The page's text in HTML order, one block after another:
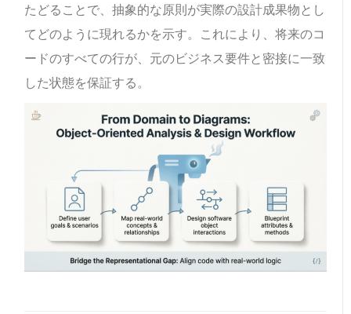
たどることで、抽象的な原則が実際の設計成果物とし
てどのように現れるかを示す。これにより、将来のコ
ードのすべての行が、元のビジネス要件と密接に一致
した状態を保証する。